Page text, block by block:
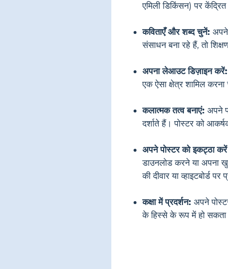
एमिली डिकिंसन) पर
कविताएँ और शब्द चुनें: अपने
संसाधन बना रहे हैं, तो
अपना लेआउट डिज़ाइन करें:
एक ऐसा क्षेत्र शामिल
कलात्मक तत्व बनाएं: अपने
दर्शाते हैं। पोस्टर को
अपने पोस्टर को इकट्ठा
डाउनलोड करने या अपना
की दीवार या व्हाइटबोर्ड
कक्षा में प्रदर्शन: अपने
के हिस्से के रूप में हो सकता